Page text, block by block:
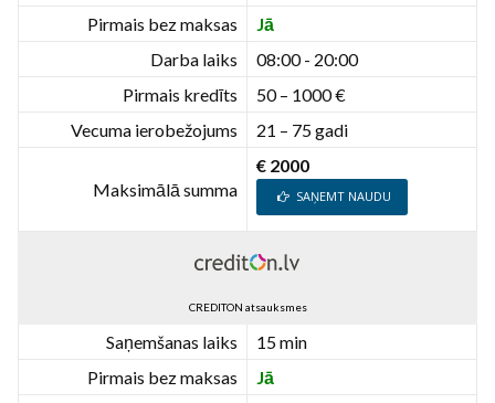
Pirmais bez maksas
Jā
Darba laiks
08:00 - 20:00
Pirmais kredīts
50 – 1000 €
Vecuma ierobežojums
21 – 75 gadi
Maksimālā summa
€ 2000
SAŅEMT NAUDU
CREDITON atsauksmes
Saņemšanas laiks
15 min
Pirmais bez maksas
Jā